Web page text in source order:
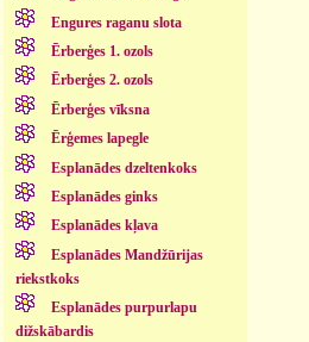
Engures raganu slota
Ērberģes 1. ozols
Ērberģes 2. ozols
Ērberģes vīksna
Ērģemes lapegle
Esplanādes dzeltenkoks
Esplanādes ginks
Esplanādes kļava
Esplanādes Mandžūrijas
riekstkoks
Esplanādes purpurlapu
dižskābardis